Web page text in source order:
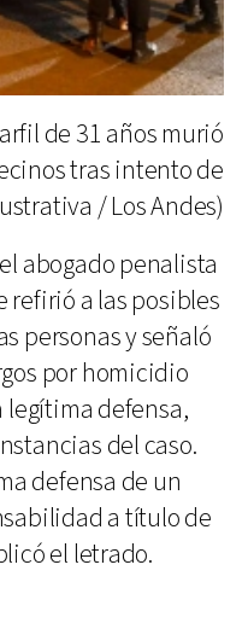
de 31 años murió
tras intento de
/ Los Andes)
abogado penalista
refirió a las posibles
personas y señaló
por homicidio
legítima defensa,
del caso.
defensa de un
a título de
el letrado.